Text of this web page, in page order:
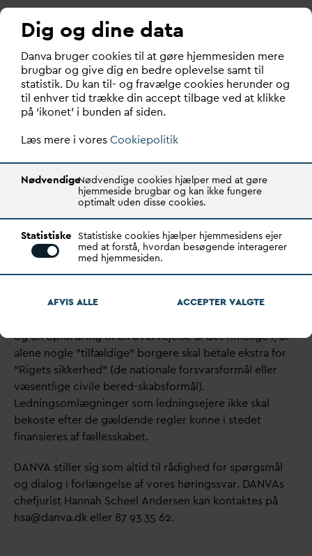
Ledninger i vejarealer er omfattet af den beskyttelse,
der ligger i vejlovens krav om ”vej-formål”. Denne
beskyttelse bliver med lovforslaget sat ud af drift for
arbejder på ledninger i forbindelse med bygge- og
anlægsprojekter omfattet af loven. Dermed overvæltes
en del af bygge- og anlægsomkostningerne på
ledningsejerne. Dette er en forøgelse af
andselskabernes risiko, der ikke blot er ny men også
om hvornår, der er behov for ledningsflytninger af
hensyn til bygge- og an-lægsprojekter under loven.
DANVA skal påpege, at ledningsomlægninger kan være
særdeles bekostelige. I det tilfælde, hvor et
andselskab kommer til at betale for en
betale overvand-taksterne. Deraf behovet for
og en opfordring til en overvejelse af det rimelige i, at
alene nogle ”tilfældige” borgere skal betale ekstra for
”Rigets sikkerhed” (de nationale forsvarsformål eller
væsentlige civile bered-skabsformål).
Ledningsomlægninger som ledningsejere ikke skal
bekoste efter de gældende regler kunne i stedet
finansieres af fællesskabet.
DANVA stiller sig som altid til rådighed for spørgsmål
og dialog i forlængelse af vores høringssvar. DANVAs
chefjurist Hannah Scheel Andersen kan kontaktes på
hsa@danva.dk eller 87 93 35 62.
Dig og dine data
Danva bruger cookies til at gøre hjemmesiden mere
brugbar og give dig en bedre oplevelse samt til
statistik. Du kan til- og fravælge cookies herunder og
til enhver tid trække din accept tilbage ved at klikke
på ‘ikonet’ i bunden af siden.
Læs mere i voresCookiepolitik
NødvendigeNødvendige cookies hjælper med at gøre
hjemmeside brugbar og kan ikke fungere
optimalt uden disse cookies.
Statistiske Statistiske cookies hjælper hjemmesidens ejer
med at forstå, hvordan besøgende interagerer
med hjemmesiden.
AFVIS ALLE ACCEPTERVALGTE